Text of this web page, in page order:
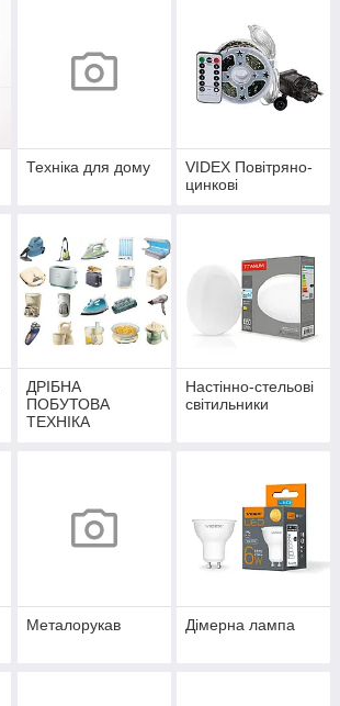
Техніка для дому
VIDEX Повітряно-
цинкові
ДРІБНА
ПОБУТОВА
ТЕХНІКА
Настінно-стельові
світильники
Металорукав Дімерна лампа